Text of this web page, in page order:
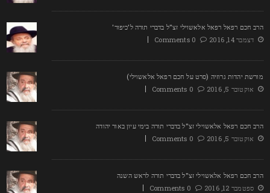
חכם רפאל רפאל אלאשוילי זצ"ל בדברי תורה ל'כיפור'
דצמבר 14, 2016
0 Comments
יהדות גרוזיה (סרט על חכם רפאל אלאשוילי)
אוקטובר 5, 2016
0 Comments
חכם רפאל אלאשוילי זצ"ל בדברי תורה בימי עיון באור יהודה
אוקטובר 5, 2016
0 Comments
חכם רפאל אלאשוילי זצ"ל בדברי תורה לראש השנה
ספטמבר 12, 2016
0 Comments